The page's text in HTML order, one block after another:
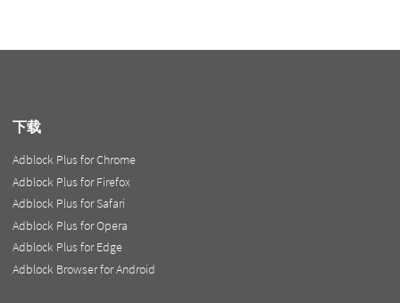
下载
Adblock Plus for Chrome
Adblock Plus for Firefox
Adblock Plus for Safari
Adblock Plus for Opera
Adblock Plus for Edge
Adblock Browser for Android